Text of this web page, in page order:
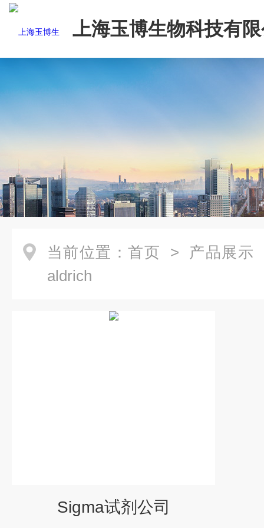
上海玉博生物科技有
当前位置： 首页 > 产品展示
aldrich
Sigma试剂公司